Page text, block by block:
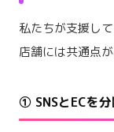
私たちが支援し
店舗には共通点が
① SNSとECを